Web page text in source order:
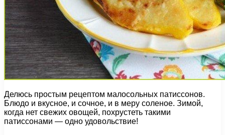
Делюсь простым рецептом малосольных патиссонов.
Блюдо и вкусное, и сочное, и в меру соленое. Зимой,
когда нет свежих овощей, похрустеть такими
патиссонами — одно удовольствие!